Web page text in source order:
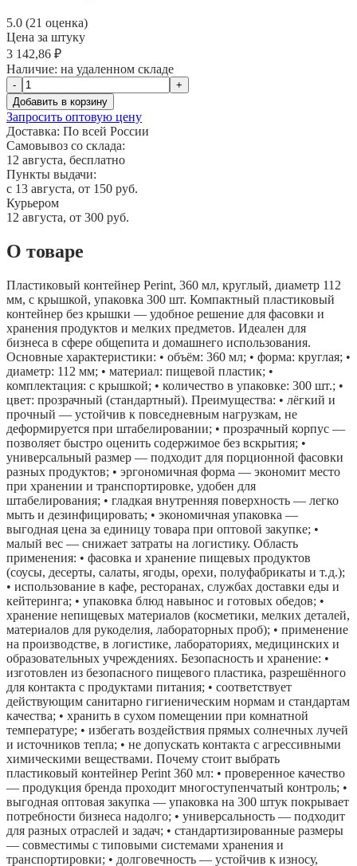
5.0 (21 оценка)
Цена за штуку
3 142,86 ₽
Наличие: на удаленном складе
-
+
Добавить в корзину
Запросить оптовую цену
Доставка: По всей России
Самовывоз со склада:
12 августа, бесплатно
Пункты выдачи:
c 13 августа, от 150 руб.
Курьером
12 августа, от 300 руб.
О товаре
Пластиковый контейнер Perint, 360 мл, круглый, диаметр 112
мм, с крышкой, упаковка 300 шт. Компактный пластиковый
контейнер без крышки — удобное решение для фасовки и
хранения продуктов и мелких предметов. Идеален для
бизнеса в сфере общепита и домашнего использования.
Основные характеристики: • объём: 360 мл; • форма: круглая; •
диаметр: 112 мм; • материал: пищевой пластик; •
комплектация: с крышкой; • количество в упаковке: 300 шт.; •
цвет: прозрачный (стандартный). Преимущества: • лёгкий и
прочный — устойчив к повседневным нагрузкам, не
деформируется при штабелировании; • прозрачный корпус —
позволяет быстро оценить содержимое без вскрытия; •
универсальный размер — подходит для порционной фасовки
разных продуктов; • эргономичная форма — экономит место
при хранении и транспортировке, удобен для
штабелирования; • гладкая внутренняя поверхность — легко
мыть и дезинфицировать; • экономичная упаковка —
выгодная цена за единицу товара при оптовой закупке; •
малый вес — снижает затраты на логистику. Область
применения: • фасовка и хранение пищевых продуктов
(соусы, десерты, салаты, ягоды, орехи, полуфабрикаты и т. д.);
• использование в кафе, ресторанах, службах доставки еды и
кейтеринга; • упаковка блюд навынос и готовых обедов; •
хранение непищевых материалов (косметики, мелких деталей,
материалов для рукоделия, лабораторных проб); • применение
на производстве, в логистике, лабораториях, медицинских и
образовательных учреждениях. Безопасность и хранение: •
изготовлен из безопасного пищевого пластика, разрешённого
для контакта с продуктами питания; • соответствует
действующим санитарно гигиеническим нормам и стандартам
качества; • хранить в сухом помещении при комнатной
температуре; • избегать воздействия прямых солнечных лучей
и источников тепла; • не допускать контакта с агрессивными
химическими веществами. Почему стоит выбрать
пластиковый контейнер Perint 360 мл: • проверенное качество
— продукция бренда проходит многоступенчатый контроль; •
выгодная оптовая закупка — упаковка на 300 штук покрывает
потребности бизнеса надолго; • универсальность — подходит
для разных отраслей и задач; • стандартизированные размеры
— совместимы с типовыми системами хранения и
транспортировки; • долговечность — устойчив к износу,